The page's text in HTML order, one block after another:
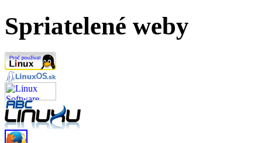
Spriatelené weby